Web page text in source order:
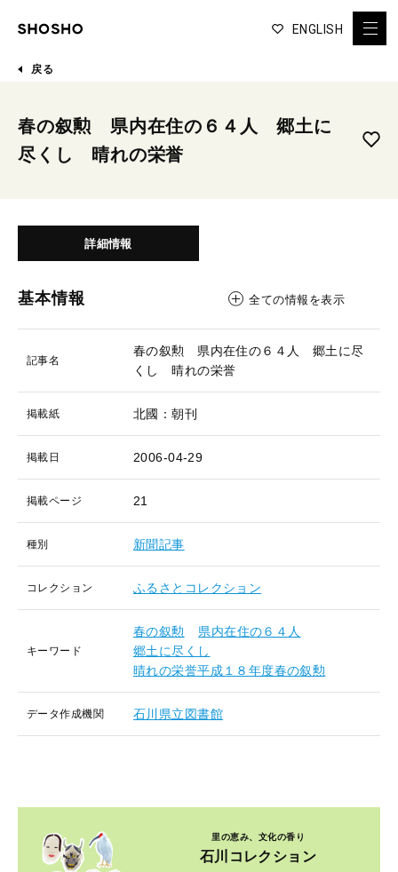
ENGLISH
戻る
春の叙勲 県内在住の６４人 郷土に
尽くし 晴れの栄誉
詳細情報
基本情報 全ての情報を表示
記事名
春の叙勲 県内在住の６４人 郷土に尽
くし 晴れの栄誉
掲載紙 北國：朝刊
掲載日 2006-04-29
掲載ページ 21
種別 新聞記事
コレクション ふるさとコレクション
キーワード
春の叙勲
県内在住の６４人
郷土に尽くし
晴れの栄誉平成１８年度春の叙勲
データ作成機関 石川県立図書館
里の恵み、文化の香り
石川コレクション